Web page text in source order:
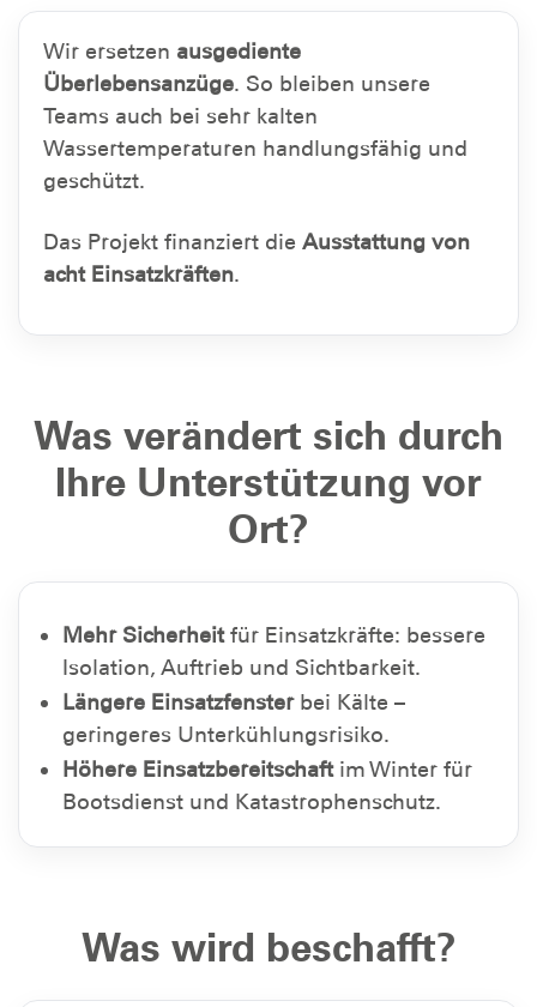
Wir ersetzen ausgediente
Überlebensanzüge. So bleiben unsere
Teams auch bei sehr kalten
Wassertemperaturen handlungsfähig und
geschützt.
Das Projekt finanziert die Ausstattung von
acht Einsatzkräften.
Was verändert sich durch
Ihre Unterstützung vor
Ort?
Mehr Sicherheitfür Einsatzkräfte: bessere
Isolation, Auftrieb und Sichtbarkeit.
Längere Einsatzfensterbei Kälte –
geringeres Unterkühlungsrisiko.
Höhere Einsatzbereitschaftim Winter für
Bootsdienst und Katastrophenschutz.
Was wird beschafft?